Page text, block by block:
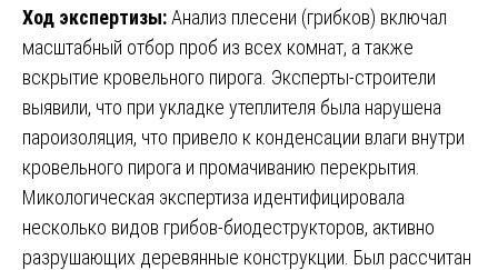
Ход экспертизы:Анализ плесени (грибков) включал
масштабный отбор проб из всех комнат, а также
вскрытие кровельного пирога. Эксперты-строители
выявили, что при укладке утеплителя была нарушена
пароизоляция, что привело к конденсации влаги внутри
кровельного пирога и промачиванию перекрытия.
Микологическая экспертиза идентифицировала
несколько видов грибов-биодеструкторов, активно
разрушающих деревянные конструкции. Был рассчитан